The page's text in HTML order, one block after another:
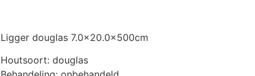
Ligger douglas 7.0×20.0x500cm
Houtsoort: douglas